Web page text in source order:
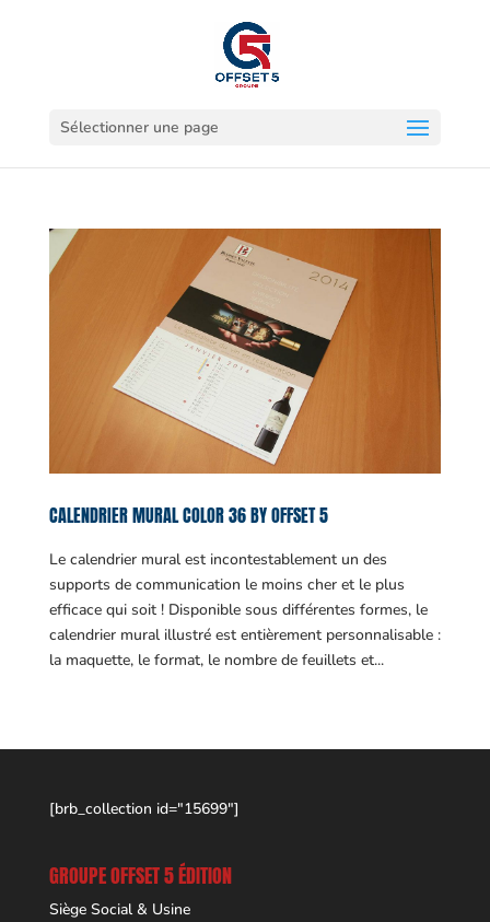
Sélectionner une page
CALENDRIER MURAL COLOR 36 BY OFFSET 5
Le calendrier mural est incontestablement un des
supports de communication le moins cher et le plus
efficace qui soit ! Disponible sous différentes formes, le
calendrier mural illustré est entièrement personnalisable :
la maquette, le format, le nombre de feuillets et...
[brb_collection id="15699"]
GROUPE OFFSET 5 ÉDITION
Siège Social & Usine